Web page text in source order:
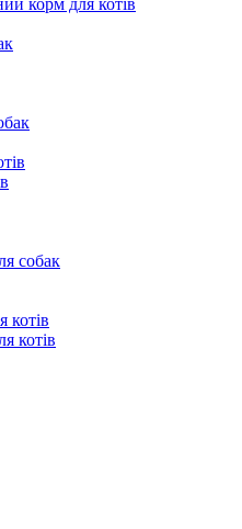
корм для котів
собак
котів
котів